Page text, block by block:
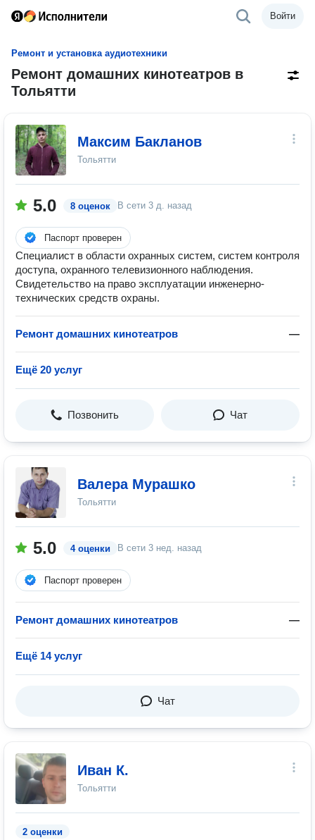
Войти
Ремонт и установка аудиотехники
Ремонт домашних кинотеатров в
Тольятти
Максим Бакланов
Тольятти
5.0 8 оценок В сети 3 д. назад
Паспорт проверен
Специалист в области охранных систем, систем контроля
доступа, охранного телевизионного наблюдения.
Свидетельство на право эксплуатации инженерно-
технических средств охраны.
Ремонт домашних кинотеатров —
Ещё 20 услуг
Позвонить Чат
Валера Мурашко
Тольятти
5.0 4 оценки В сети 3 нед. назад
Паспорт проверен
Ремонт домашних кинотеатров —
Ещё 14 услуг
Чат
Иван К.
Тольятти
2 оценки